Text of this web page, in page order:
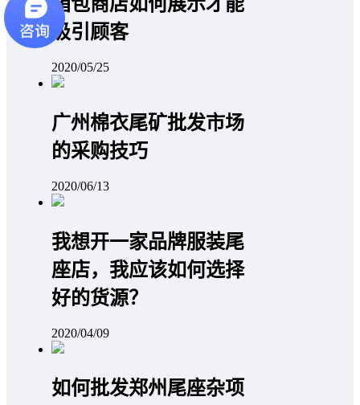
吸引顾客
2020/05/25
广州棉衣尾矿批发市场
的采购技巧
2020/06/13
我想开一家品牌服装尾
座店，我应该如何选择
好的货源？
2020/04/09
如何批发郑州尾座杂项